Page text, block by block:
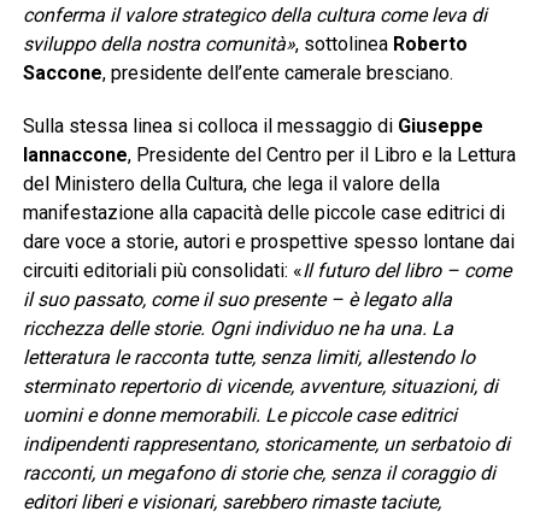
conferma il valore strategico della cultura come leva di
sviluppo della nostra comunità», sottolinea Roberto
Saccone, presidente dell’ente camerale bresciano.
Sulla stessa linea si colloca il messaggio di Giuseppe
Iannaccone, Presidente del Centro per il Libro e la Lettura
del Ministero della Cultura, che lega il valore della
manifestazione alla capacità delle piccole case editrici di
dare voce a storie, autori e prospettive spesso lontane dai
circuiti editoriali più consolidati: «Il futuro del libro – come
il suo passato, come il suo presente – è legato alla
ricchezza delle storie. Ogni individuo ne ha una. La
letteratura le racconta tutte, senza limiti, allestendo lo
sterminato repertorio di vicende, avventure, situazioni, di
uomini e donne memorabili. Le piccole case editrici
indipendenti rappresentano, storicamente, un serbatoio di
racconti, un megafono di storie che, senza il coraggio di
editori liberi e visionari, sarebbero rimaste taciute,